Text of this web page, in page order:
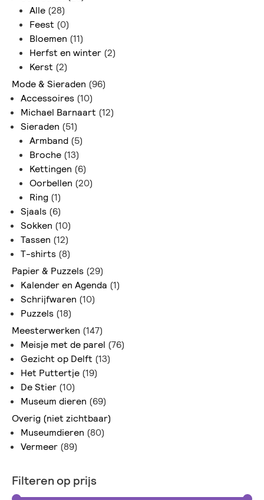
Alle (28)
Feest (0)
Bloemen (11)
Herfst en winter (2)
Kerst (2)
Mode & Sieraden (96)
Accessoires (10)
Michael Barnaart (12)
Sieraden (51)
Armband (5)
Broche (13)
Kettingen (6)
Oorbellen (20)
Ring (1)
Sjaals (6)
Sokken (10)
Tassen (12)
T-shirts (8)
Papier & Puzzels (29)
Kalender en Agenda (1)
Schrijfwaren (10)
Puzzels (18)
Meesterwerken (147)
Meisje met de parel (76)
Gezicht op Delft (13)
Het Puttertje (19)
De Stier (10)
Museum dieren (69)
Overig (niet zichtbaar)
Museumdieren (80)
Vermeer (89)
Filteren op prijs